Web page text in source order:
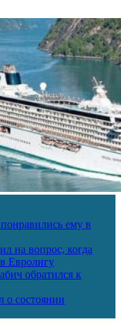
ему в
на вопрос, когда
Евролигу
обратился к
о состоянии